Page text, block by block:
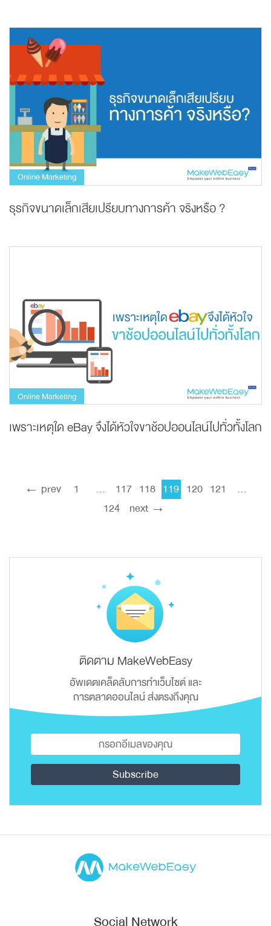
Online Marketing
ธุรกิจขนาดเล็กเสียเปรียบทางการค้า จริงหรือ ?
Online Marketing
เพราะเหตุใด eBay จึงได้หัวใจขาช้อปออนไลน์ไปทั่วทั้งโลก
← prev 1 … 117 118 119 120 121
…
124
next →
ติดตาม MakeWebEasy
อัพเดตเคล็ดลับการทำเว็บไซต์ และ
การตลาดออนไลน์ ส่งตรงถึงคุณ
Social Network